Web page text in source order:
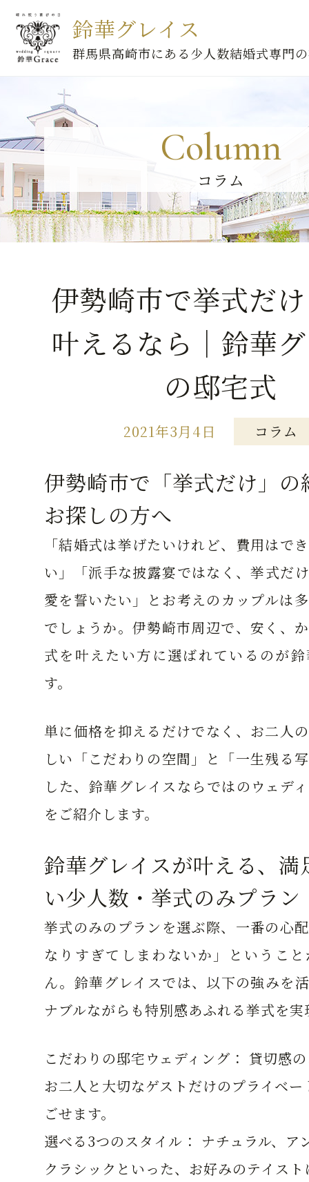
鈴華グレイス
群馬県高崎市にある少人数結婚式専門
Column
コラム
伊勢崎市で挙式だ
叶えるなら｜鈴華
の邸宅式
2021年3月4日 コラム
伊勢崎市で「挙式だけ」の
お探しの方へ
「結婚式は挙げたいけれど、費用はで
い」「派手な披露宴ではなく、挙式だ
愛を誓いたい」とお考えのカップルは
でしょうか。伊勢崎市周辺で、安く、
式を叶えたい方に選ばれているのが
す。
単に価格を抑えるだけでなく、お二人
しい「こだわりの空間」と「一生残る
した、鈴華グレイスならではのウェデ
をご紹介します。
鈴華グレイスが叶える、満
い少人数・挙式のみプラン
挙式のみのプランを選ぶ際、一番の心
なりすぎてしまわないか」というこ
ん。鈴華グレイスでは、以下の強みを
ナブルながらも特別感あふれる挙式を実
こだわりの邸宅ウェディング： 貸切感
お二人と大切なゲストだけのプライベ
ごせます。
選べる3つのスタイル： ナチュラル、ア
クラシックといった、お好みのテイス